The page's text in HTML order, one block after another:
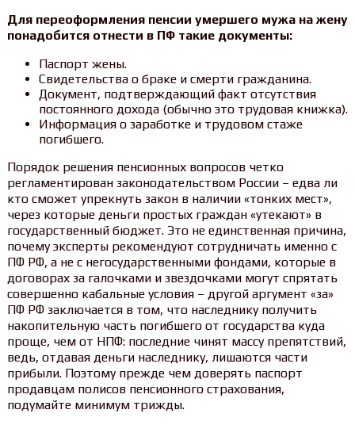
Для переоформления пенсии умершего мужа на жену
понадобится отнести в ПФ такие документы:
Паспорт жены.
Свидетельства о браке и смерти гражданина.
Документ, подтверждающий факт отсутствия
постоянного дохода (обычно это трудовая книжка).
Информация о заработке и трудовом стаже
погибшего.
Порядок решения пенсионных вопросов четко
регламентирован законодательством России – едва ли
кто сможет упрекнуть закон в наличии «тонких мест»,
через которые деньги простых граждан «утекают» в
государственный бюджет. Это не единственная причина,
почему эксперты рекомендуют сотрудничать именно с
ПФ РФ, а не с негосударственными фондами, которые в
договорах за галочками и звездочками могут спрятать
совершенно кабальные условия – другой аргумент «за»
ПФ РФ заключается в том, что наследнику получить
накопительную часть погибшего от государства куда
проще, чем от НПФ: последние чинят массу препятствий,
ведь, отдавая деньги наследнику, лишаются части
прибыли. Поэтому прежде чем доверять паспорт
продавцам полисов пенсионного страхования,
подумайте минимум трижды.